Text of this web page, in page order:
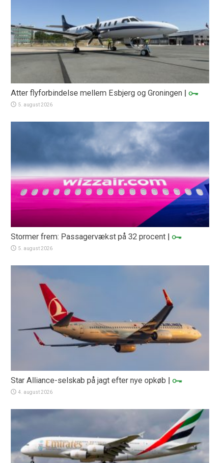
Atter flyforbindelse mellem Esbjerg og Groningen |
5. august 2026
Stormer frem: Passagervækst på 32 procent |
5. august 2026
Star Alliance-selskab på jagt efter nye opkøb |
4. august 2026